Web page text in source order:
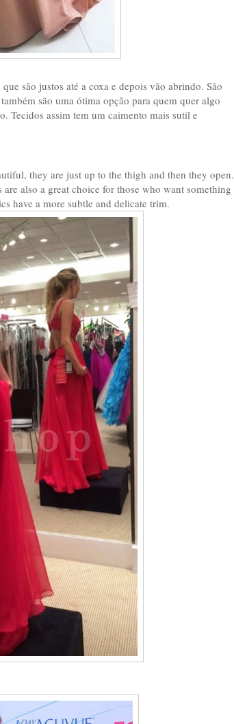
são justos até a coxa e depois vão abrindo. São
são uma ótima opção para quem quer algo
Tecidos assim tem um caimento mais sutil e
they are just up to the thigh and then they open.
also a great choice for those who want something
have a more subtle and delicate trim.